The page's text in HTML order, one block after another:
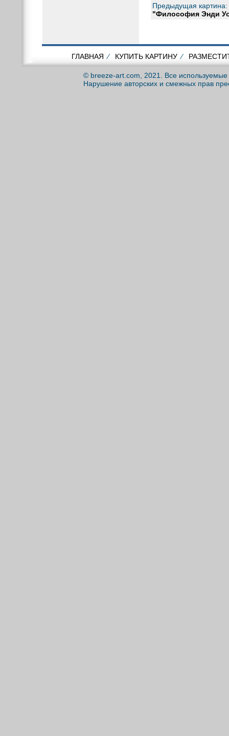
Предыдущая картина:
"Философия Энди
ГЛАВНАЯ ⁄ КУПИТЬ КАРТИНУ ⁄
© breeze-art.com, 2021. Все
Нарушение авторских и смежных прав